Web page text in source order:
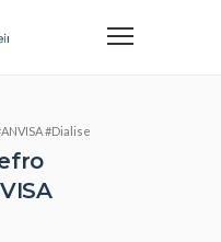
#Dialise